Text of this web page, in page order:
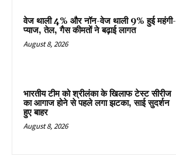
वेज थाली 4% और नॉन-वेज थाली 9% हुई महंगी-
प्याज, तेल, गैस कीमतों ने बढ़ाई लागत
August 8, 2026
भारतीय टीम को श्रीलंका के खिलाफ टेस्ट सीरीज
का आगाज होने से पहले लगा झटका, साई सुदर्शन
हुए बाहर
August 8, 2026